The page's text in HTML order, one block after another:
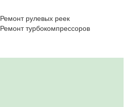
Ремонт рулевых реек
Ремонт турбокомпрессоров